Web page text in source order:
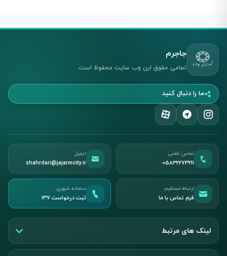
جاجرم
تمامی حقوق این وب سایت محفوظ است.
ما را دنبال کنید
تماس تلفنی
05832273211
ایمیل
shahrdari@jajarmcity.ir
ارتباط مستقیم
فرم تماس با ما
سامانه شهری
ثبت درخواست ۱۳۷
لینک های مرتبط